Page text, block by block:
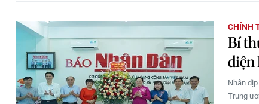
CHÍNH
Bí
diện
Nhân
Trung